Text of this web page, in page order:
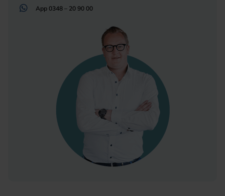
App 0348 – 20 90 00